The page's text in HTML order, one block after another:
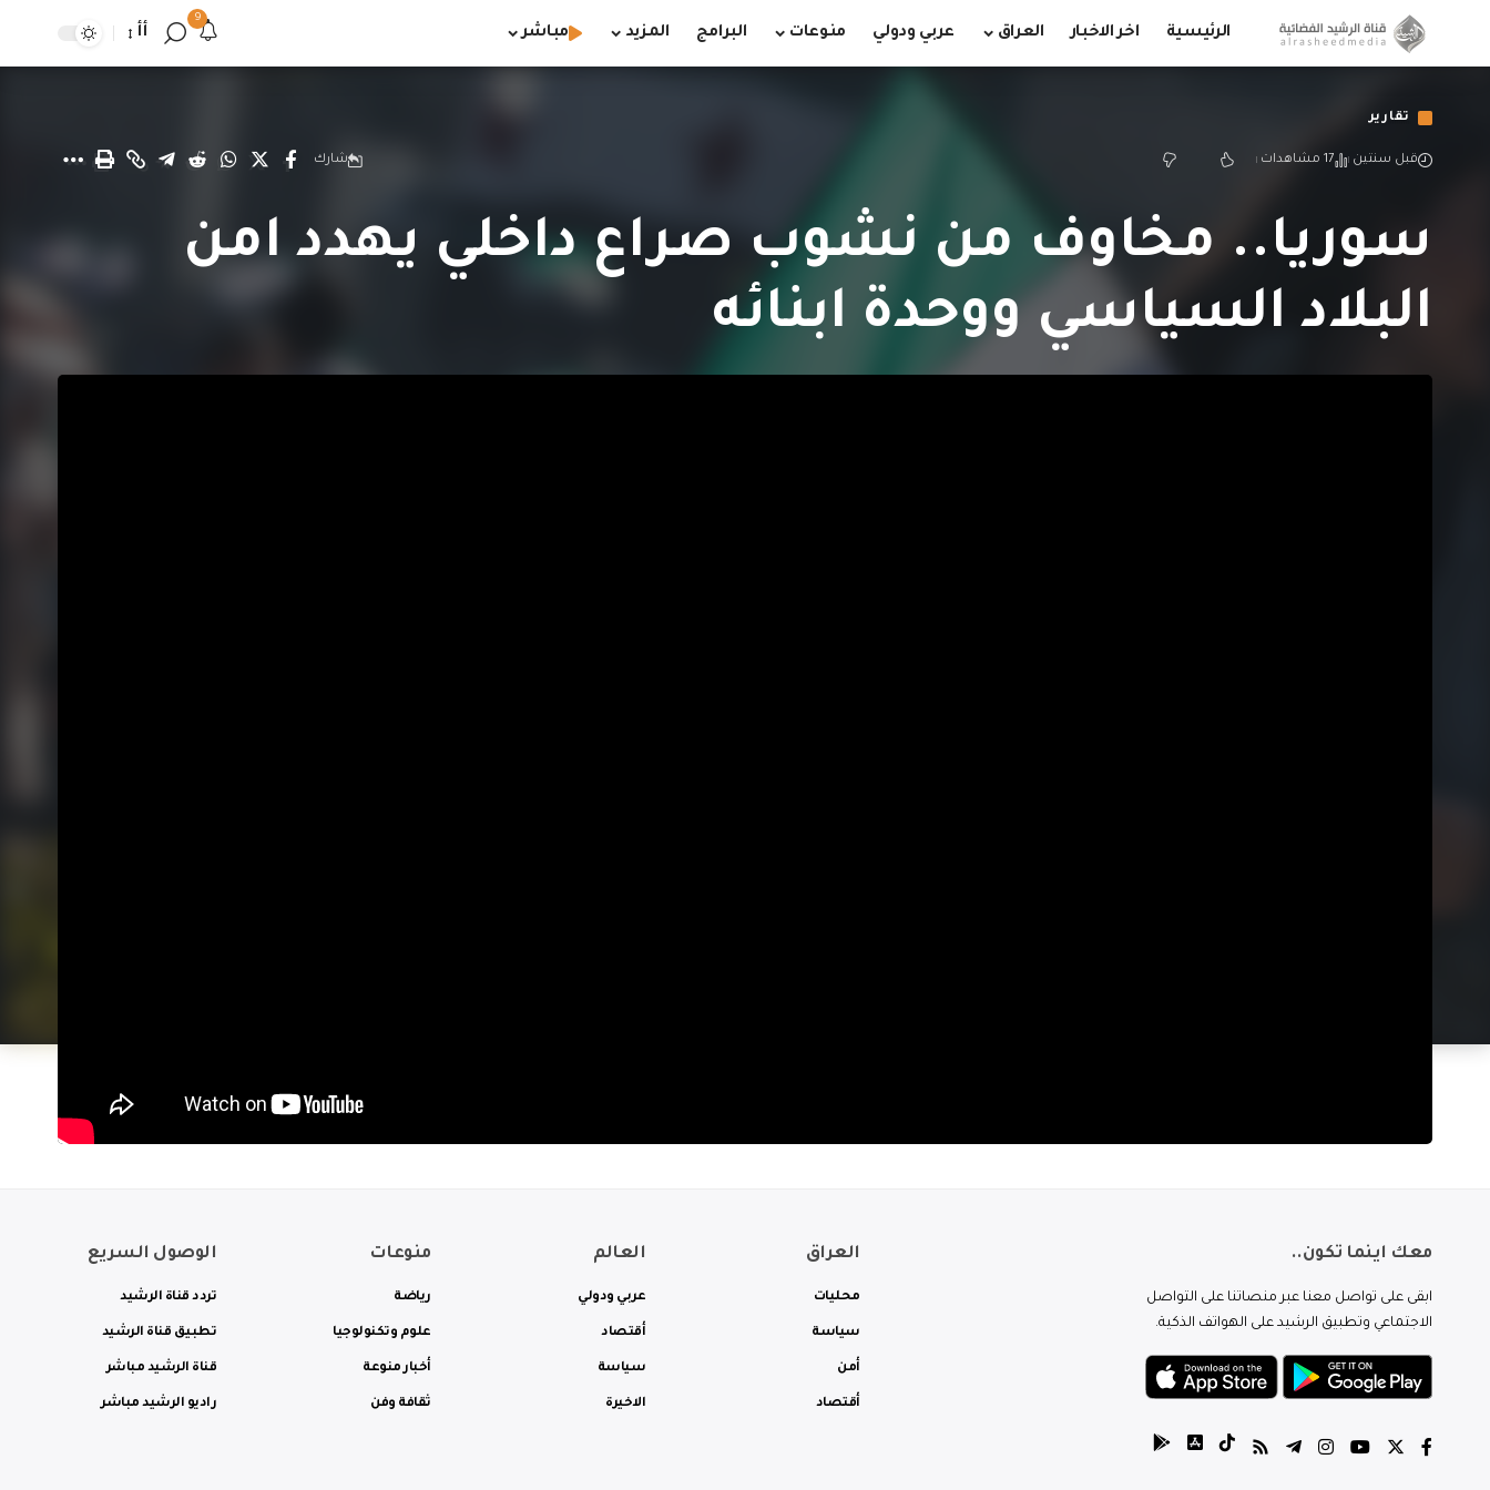
الرئيسية اخر الاخبار العراق عربي ودولي منوعات البرامج المزيد مباشر
9
أأ
تقارير
قبل سنتين 17 مشاهدات شارك
سوريا.. مخاوف من نشوب صراع داخلي يهدد امن
البلاد السياسي ووحدة ابنائه
معك اينما تكون..
ابقى على تواصل معنا عبر منصاتنا على التواصل
الاجتماعي وتطبيق الرشيد على الهواتف الذكية.
العراق
محليات
سياسة
أمن
أقتصاد
العالم
عربي ودولي
أقتصاد
سياسة
الاخيرة
منوعات
رياضة
علوم وتكنولوجيا
أخبار منوعة
ثقافة وفن
الوصول السريع
تردد قناة الرشيد
تطبيق قناة الرشيد
قناة الرشيد مباشر
راديو الرشيد مباشر